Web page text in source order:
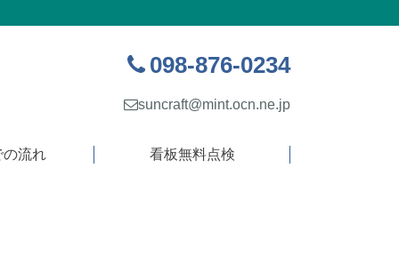
098-876-0234
suncraft@mint.ocn.ne.jp
流れ 看板無料点検